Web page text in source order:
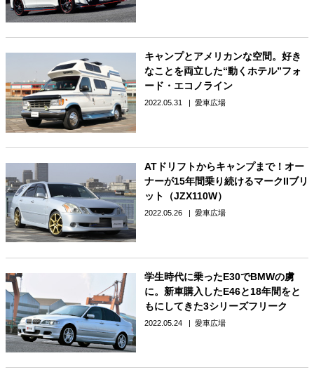
キャンプとアメリカンな空間。好き
なことを両立した“動くホテル”フォ
ード・エコノライン
2022.05.31 愛車広場
ATドリフトからキャンプまで！オー
ナーが15年間乗り続けるマークIIブリ
ット（JZX110W）
2022.05.26 愛車広場
学生時代に乗ったE30でBMWの虜
に。新車購入したE46と18年間をと
もにしてきた3シリーズフリーク
2022.05.24 愛車広場